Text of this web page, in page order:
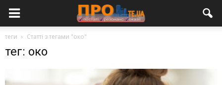
теги Статті з тегами "око"
тег: око